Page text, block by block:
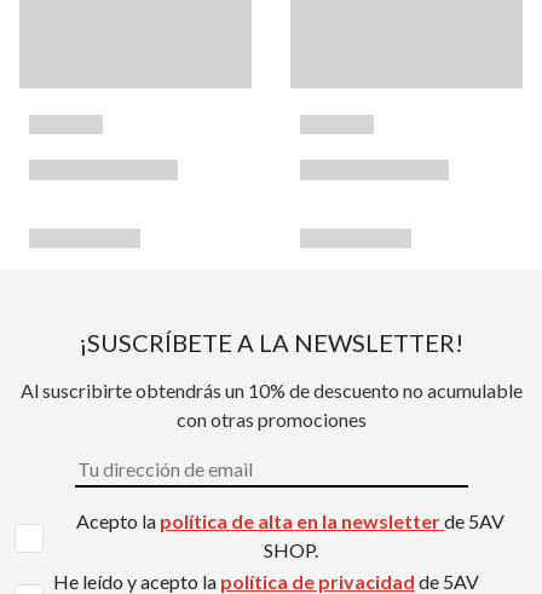
¡SUSCRÍBETE A LA NEWSLETTER!
Al suscribirte obtendrás un 10% de descuento no acumulable
con otras promociones
Acepto la política de alta en la newsletterde 5AV
SHOP.
He leído y acepto la política de privacidad de 5AV